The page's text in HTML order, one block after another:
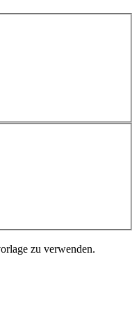
zu verwenden.